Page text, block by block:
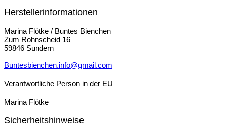
Herstellerinformationen
Marina Flötke / Buntes Bienchen
Zum Rohnscheid 16
59846 Sundern
Buntesbienchen.info@gmail.com
Verantwortliche Person in der EU
Marina Flötke
Sicherheitshinweise